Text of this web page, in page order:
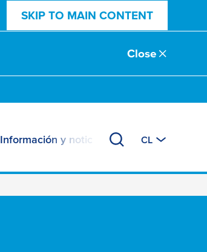
SKIP TO MAIN CONTENT
Close
Información y noticias CL